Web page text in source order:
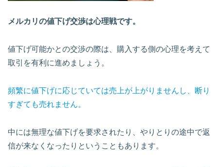
メルカリの値下げ交渉は心理戦です。
値下げ可能かとの交渉の際は、購入する側の心理を考えて
取引を有利に進めましょう。
頻繁に値下げに応じていては売上が上がりませんし、断り
すぎても売れません。
中には無理な値下げを要求されたり、やりとりの途中で返
信が来なくなったりということもあります。